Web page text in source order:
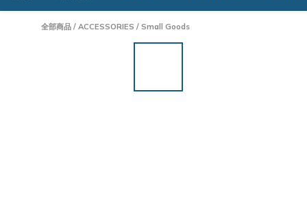
全部商品 / ACCESSORIES / Small Goods